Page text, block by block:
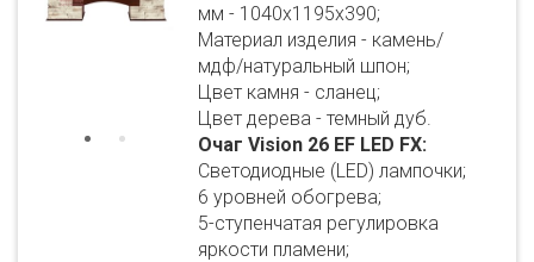
мм - 1040х1195х390;
Материал изделия - камень/
мдф/натуральный шпон;
Цвет камня - сланец;
Цвет дерева - темный дуб.
Очаг Vision 26 EF LED FX:
Светодиодные (LED) лампочки;
6 уровней обогрева;
5-ступенчатая регулировка
яркости пламени;